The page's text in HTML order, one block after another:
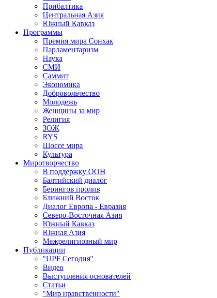
Прибалтика
Центральная Азия
Южный Кавказ
Программы
Премия мира Сонхак
Парламентаризм
Наука
СМИ
Саммит
Экономика
Добровольчество
Молодежь
Женщины за мир
Религия
ЗОЖ
RYS
Шоссе мира
Культура
Миротворчество
В поддержку ООН
Балтийский диалог
Берингов пролив
Ближний Восток
Диалог Европа - Евразия
Северо-Восточная Азия
Южный Кавказ
Южная Азия
Межрелигиозный мир
Публикации
"UPF Сегодня"
Видео
Выступления основателей
Статьи
"Мир нравственности"